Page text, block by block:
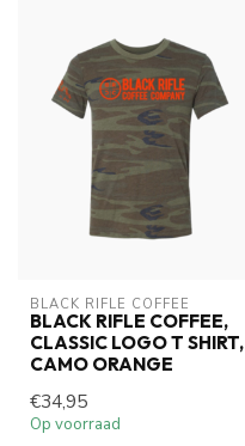
BLACK RIFLE COFFEE
BLACK RIFLE COFFEE,
CLASSIC LOGO T SHIRT,
CAMO ORANGE
€34,95
Op voorraad